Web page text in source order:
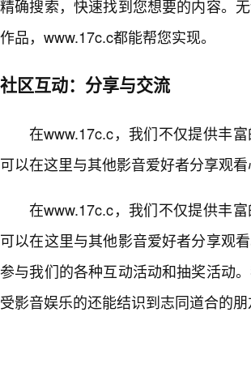
精确搜索，快速找到您想要的内容。
作品，www.17c.c都能帮您实现。
社区互动：分享与交流
在www.17c.c，我们不仅提供丰
可以在这里与其他影音爱好者分享观
在www.17c.c，我们不仅提供丰
可以在这里与其他影音爱好者分享观
参与我们的各种互动活动和抽奖活动
受影音娱乐的还能结识到志同道合的朋